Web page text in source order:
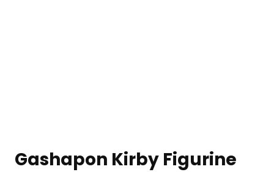
Gashapon Kirby Figurine